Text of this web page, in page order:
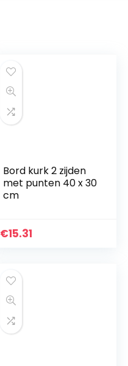
Bord kurk 2 zijden
met punten 40 x 30
cm
€15.31